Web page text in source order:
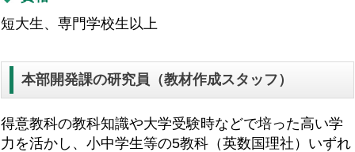
短大生、専門学校生以上
本部開発課の研究員（教材作成スタッフ）
得意教科の教科知識や大学受験時などで培った高い学
力を活かし、小中学生等の5教科（英数国理社）いずれ